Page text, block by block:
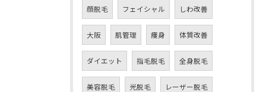
顔脱毛 フェイシャル しわ改善
大阪 肌管理 痩身 体質改善
ダイエット 指毛脱毛 全身脱毛
美容脱毛 光脱毛 レーザー脱毛